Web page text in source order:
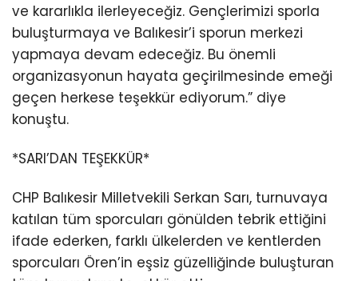
ve kararlıkla ilerleyeceğiz. Gençlerimizi sporla
buluşturmaya ve Balıkesir’i sporun merkezi
yapmaya devam edeceğiz. Bu önemli
organizasyonun hayata geçirilmesinde emeği
geçen herkese teşekkür ediyorum.” diye
konuştu.
*SARI’DAN TEŞEKKÜR*
CHP Balıkesir Milletvekili Serkan Sarı, turnuvaya
katılan tüm sporcuları gönülden tebrik ettiğini
ifade ederken, farklı ülkelerden ve kentlerden
sporcuları Ören’in eşsiz güzelliğinde buluşturan